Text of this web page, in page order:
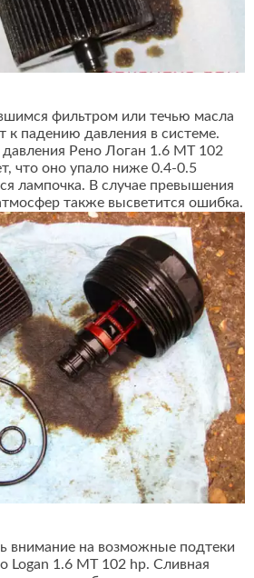
фильтром или течью масла
к падению давления в системе.
давления Рено Логан 1.6 MT 102
что оно упало ниже 0.4-0.5
лампочка. В случае превышения
также высветится ошибка.
внимание на возможные подтеки
Logan 1.6 MT 102 hp. Сливная